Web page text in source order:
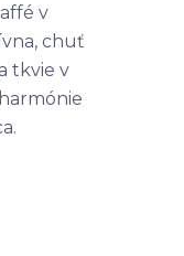
v
chuť
tkvie v